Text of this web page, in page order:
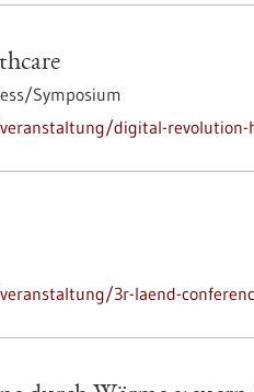
Symposium
digital-revolution-
3r-laend-